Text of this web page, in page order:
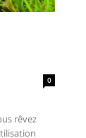
0
rêvez